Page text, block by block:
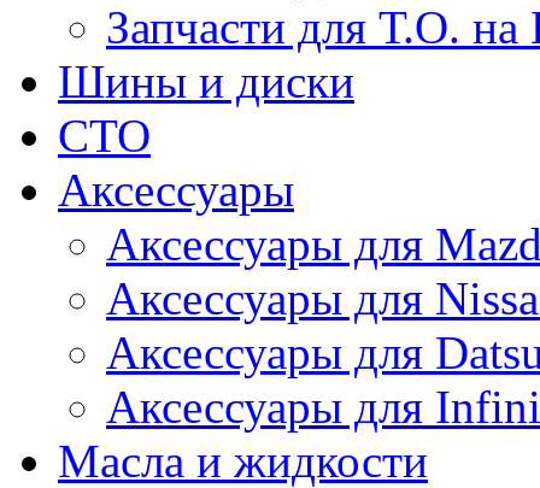
Запчасти для Т.О. на
Шины и диски
СТО
Аксессуары
Аксессуары для
Аксессуары для
Аксессуары для
Аксессуары для
Масла и жидкости